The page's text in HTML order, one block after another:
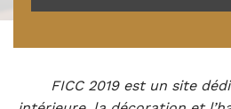
FICC 2019 est un site